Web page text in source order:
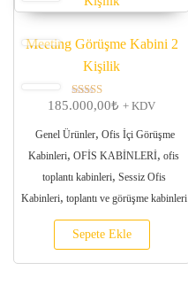
Meeting Görüşme Kabini 2
Kişilik
5 üzerinden
oy aldı
185.000,00₺ + KDV
Genel Ürünler, Ofis İçi Görüşme
Kabinleri, OFİS KABİNLERİ, ofis
toplantı kabinleri, Sessiz Ofis
Kabinleri, toplantı ve görüşme kabinleri
Sepete Ekle